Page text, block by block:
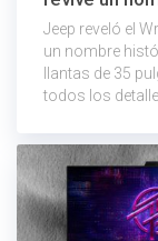
Jeep reveló el
un nombre
llantas de 35
todos los